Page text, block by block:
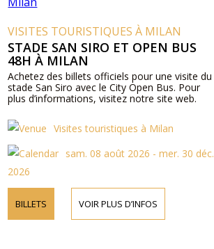
VISITES TOURISTIQUES À MILAN
STADE SAN SIRO ET OPEN BUS
48H À MILAN
Achetez des billets officiels pour une visite du
stade San Siro avec le City Open Bus. Pour
plus d’informations, visitez notre site web.
Visites touristiques à Milan
sam. 08 août 2026 - mer. 30 déc.
2026
BILLETS VOIR PLUS D’INFOS